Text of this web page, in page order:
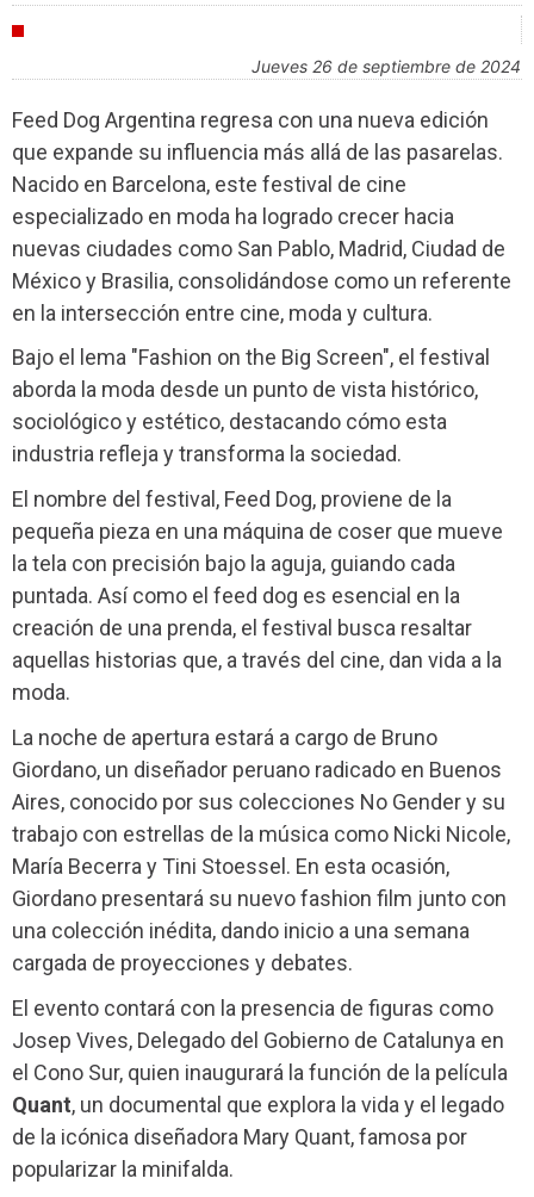
jueves 26 de septiembre de 2024
Feed Dog Argentina regresa con una nueva edición
que expande su influencia más allá de las pasarelas.
Nacido en Barcelona, este festival de cine
especializado en moda ha logrado crecer hacia
nuevas ciudades como San Pablo, Madrid, Ciudad de
México y Brasilia, consolidándose como un referente
en la intersección entre cine, moda y cultura.
Bajo el lema "Fashion on the Big Screen", el festival
aborda la moda desde un punto de vista histórico,
sociológico y estético, destacando cómo esta
industria refleja y transforma la sociedad.
El nombre del festival, Feed Dog, proviene de la
pequeña pieza en una máquina de coser que mueve
la tela con precisión bajo la aguja, guiando cada
puntada. Así como el feed dog es esencial en la
creación de una prenda, el festival busca resaltar
aquellas historias que, a través del cine, dan vida a la
moda.
La noche de apertura estará a cargo de Bruno
Giordano, un diseñador peruano radicado en Buenos
Aires, conocido por sus colecciones No Gender y su
trabajo con estrellas de la música como Nicki Nicole,
María Becerra y Tini Stoessel. En esta ocasión,
Giordano presentará su nuevo fashion film junto con
una colección inédita, dando inicio a una semana
cargada de proyecciones y debates.
El evento contará con la presencia de figuras como
Josep Vives, Delegado del Gobierno de Catalunya en
el Cono Sur, quien inaugurará la función de la película
Quant, un documental que explora la vida y el legado
de la icónica diseñadora Mary Quant, famosa por
popularizar la minifalda.